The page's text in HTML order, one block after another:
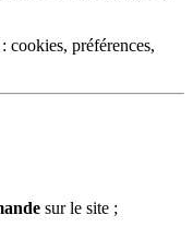
: cookies, préférences,
sur le site ;